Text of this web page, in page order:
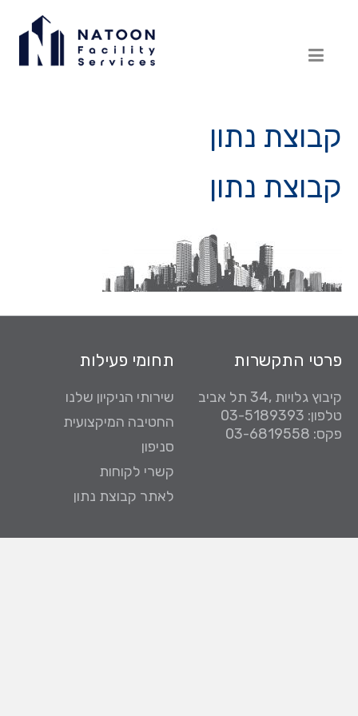
קבוצת נתון
קבוצת נתון
פרטי התקשרות
קיבוץ גלויות ,34 תל אביב
טלפון: 03-5189393
פקס: 03-6819558
תחומי פעילות
שירותי הניקיון שלנו
החטיבה המיקצועית
סניפון
קשרי לקוחות
לאתר קבוצת נתון